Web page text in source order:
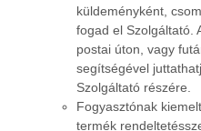
küldeményként,
fogad el Szolgáltató.
postai úton, vagy
segítségével
Szolgáltató részére.
Fogyasztónak
termék